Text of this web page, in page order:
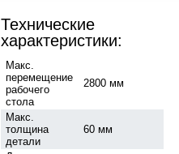
Технические
характеристики:
Макс.
перемещение
рабочего
стола
2800 мм
Макс.
толщина
детали
60 мм